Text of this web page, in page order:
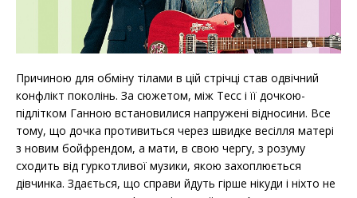
Причиною для обміну тілами в цій стрічці став одвічний
конфлікт поколінь. За сюжетом, між Тесс і її дочкою-
підлітком Ганною встановилися напружені відносини. Все
тому, що дочка противиться через швидке весілля матері
з новим бойфрендом, а мати, в свою чергу, з розуму
сходить від гуркотливої музики, якою захоплюється
дівчинка. Здається, що справи йдуть гірше нікуди і ніхто не